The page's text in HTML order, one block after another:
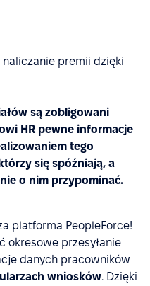
są zobligowani
HR pewne informacje
tego
się spóźniają, a
o nim przypominać.
platforma PeopleForce!
okresowe przesyłanie
danych pracowników
wniosków. Dzięki